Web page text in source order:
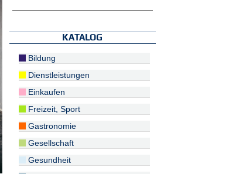
KATALOG
Bildung
Dienstleistungen
Einkaufen
Freizeit, Sport
Gastronomie
Gesellschaft
Gesundheit